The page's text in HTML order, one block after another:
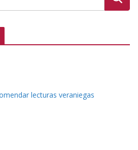
lecturas veraniegas